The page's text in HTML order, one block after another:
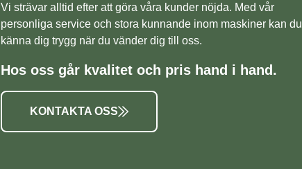
Vi strävar alltid efter att göra våra kunder nöjda. Med vår
personliga service och stora kunnande inom maskiner kan du
känna dig trygg när du vänder dig till oss.
Hos oss går kvalitet och pris hand i hand.
KONTAKTA OSS